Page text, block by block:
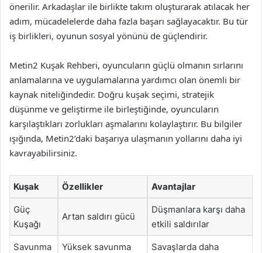
önerilir. Arkadaşlar ile birlikte takım oluşturarak atılacak her
adım, mücadelelerde daha fazla başarı sağlayacaktır. Bu tür
iş birlikleri, oyunun sosyal yönünü de güçlendirir.
Metin2 Kuşak Rehberi, oyuncuların güçlü olmanın sırlarını
anlamalarına ve uygulamalarına yardımcı olan önemli bir
kaynak niteliğindedir. Doğru kuşak seçimi, stratejik
düşünme ve geliştirme ile birleştiğinde, oyuncuların
karşılaştıkları zorlukları aşmalarını kolaylaştırır. Bu bilgiler
ışığında, Metin2’daki başarıya ulaşmanın yollarını daha iyi
kavrayabilirsiniz.
Kuşak Özellikler Avantajlar
Güç
Kuşağı
Artan saldırı gücü
Düşmanlara karşı daha
etkili saldırılar
Savunma
Yüksek savunma
Savaşlarda daha